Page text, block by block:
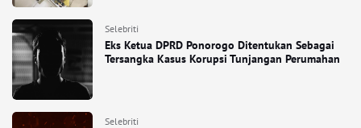
Selebriti
Eks Ketua DPRD Ponorogo Ditentukan Sebagai
Tersangka Kasus Korupsi Tunjangan Perumahan
Selebriti